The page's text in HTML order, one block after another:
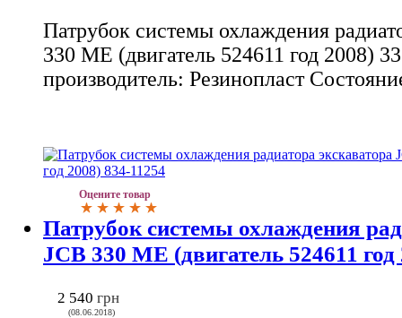
Патрубок системы охлаждения
330 ME (двигатель 524611 год 2008)
производитель: Резинопласт
Оцените товар
Патрубок системы охлаждения
JCB 330 ME (двигатель 524611
2 540 грн
(08.06.2018)